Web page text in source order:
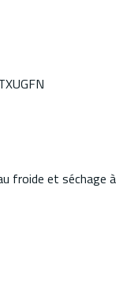
froide et séchage à